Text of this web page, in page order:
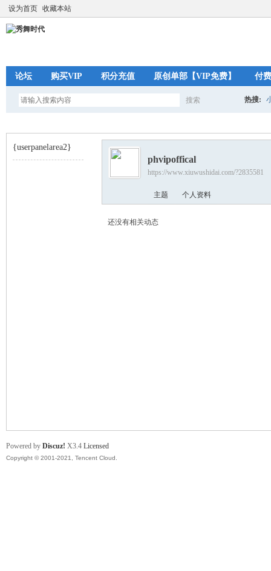
设为首页 收藏本站
论坛 购买VIP 积分充值 原创单部【VIP免费】 付
搜索
索
热搜:
{userpanelarea2}
phvipoffical
https://www.xiuwushidai.com/?2835581
主题 个人资料
还没有相关动态
Powered by Discuz! X3.4 Licensed
Copyright © 2001-2021, Tencent Cloud.